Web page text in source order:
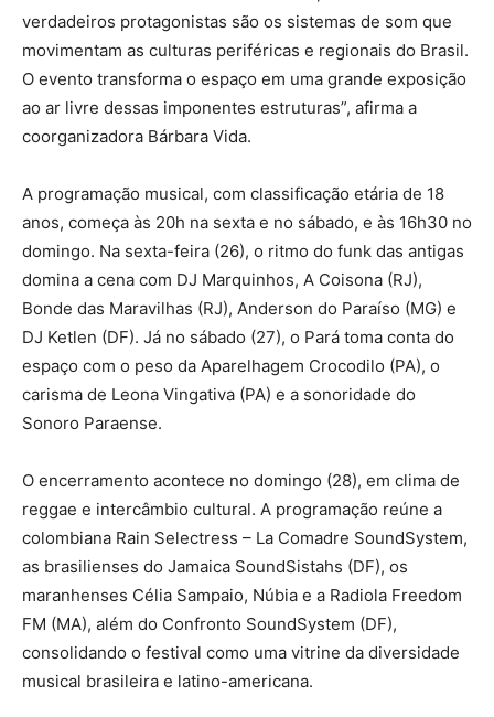
verdadeiros protagonistas são os sistemas de som que
movimentam as culturas periféricas e regionais do Brasil.
O evento transforma o espaço em uma grande exposição
ao ar livre dessas imponentes estruturas”, afirma a
coorganizadora Bárbara Vida.
A programação musical, com classificação etária de 18
anos, começa às 20h na sexta e no sábado, e às 16h30 no
domingo. Na sexta-feira (26), o ritmo do funk das antigas
domina a cena com DJ Marquinhos, A Coisona (RJ),
Bonde das Maravilhas (RJ), Anderson do Paraíso (MG) e
DJ Ketlen (DF). Já no sábado (27), o Pará toma conta do
espaço com o peso da Aparelhagem Crocodilo (PA), o
carisma de Leona Vingativa (PA) e a sonoridade do
Sonoro Paraense.
O encerramento acontece no domingo (28), em clima de
reggae e intercâmbio cultural. A programação reúne a
colombiana Rain Selectress – La Comadre SoundSystem,
as brasilienses do Jamaica SoundSistahs (DF), os
maranhenses Célia Sampaio, Núbia e a Radiola Freedom
FM (MA), além do Confronto SoundSystem (DF),
consolidando o festival como uma vitrine da diversidade
musical brasileira e latino-americana.